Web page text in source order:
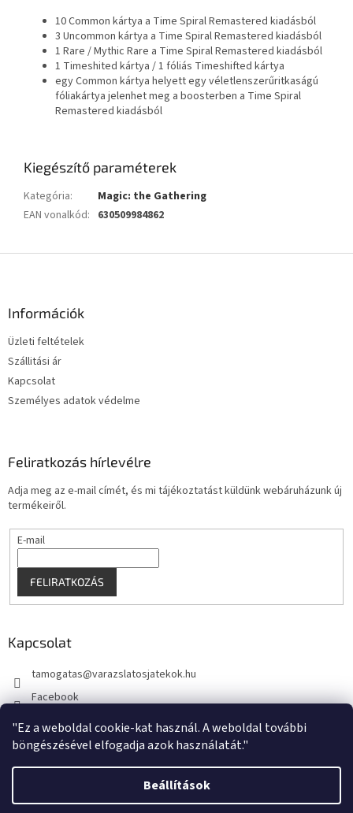
"Ez a weboldal cookie-kat használ. A weboldal további
böngészésével elfogadja azok használatát."
Beállítások
10 Common kártya a Time Spiral Remastered kiadásból
3 Uncommon kártya a Time Spiral Remastered kiadásból
1 Rare / Mythic Rare a Time Spiral Remastered kiadásból
1 Timeshited kártya / 1 fóliás Timeshifted kártya
egy Common kártya helyett egy véletlenszerűritkaságú
fóliakártya jelenhet meg a boosterben a Time Spiral
Remastered kiadásból
Kiegészítő paraméterek
Kategória:
Magic: the Gathering
EAN vonalkód: 630509984862
Információk
Üzleti feltételek
Szállitási ár
Kapcsolat
Személyes adatok védelme
Feliratkozás hírlevélre
Adja meg az e-mail címét, és mi tájékoztatást küldünk webáruházunk új
termékeiről.
E-mail
FELIRATKOZÁS
Kapcsolat
tamogatas@varazslatosjatekok.hu
Facebook
kouzelnehry
Shoptet készítette